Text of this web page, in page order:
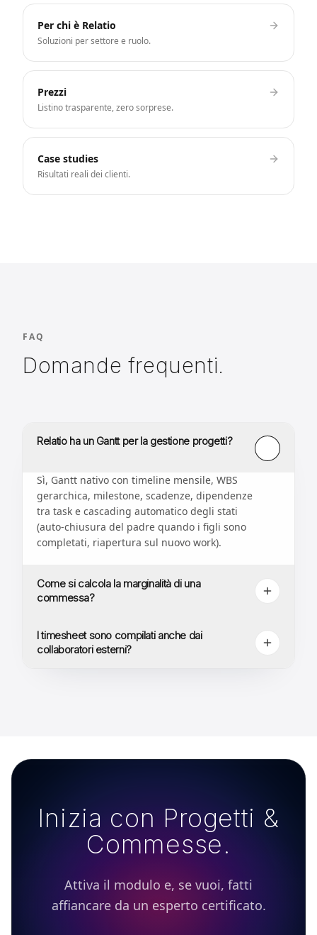
Per chi è Relatio
Soluzioni per settore e ruolo.
Prezzi
Listino trasparente, zero sorprese.
Case studies
Risultati reali dei clienti.
FAQ
Domande frequenti.
Relatio ha un Gantt per la gestione progetti?
Sì, Gantt nativo con timeline mensile, WBS
gerarchica, milestone, scadenze, dipendenze
tra task e cascading automatico degli stati
(auto-chiusura del padre quando i figli sono
completati, riapertura sul nuovo work).
Come si calcola la marginalità di una
commessa?
I timesheet sono compilati anche dai
collaboratori esterni?
Inizia con Progetti &
Commesse.
Attiva il modulo e, se vuoi, fatti
affiancare da un esperto certificato.